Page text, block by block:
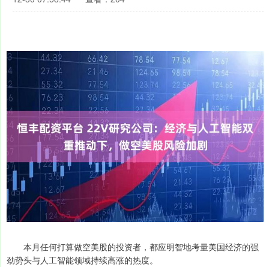
本月任何打算做空美股的投资者，都应明智地考量美国经济的强
劲势头与人工智能领域持续高涨的热度。